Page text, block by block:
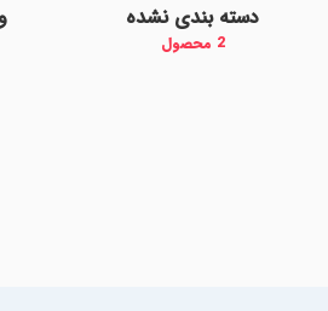
دسته بندی نشده
2 محصول